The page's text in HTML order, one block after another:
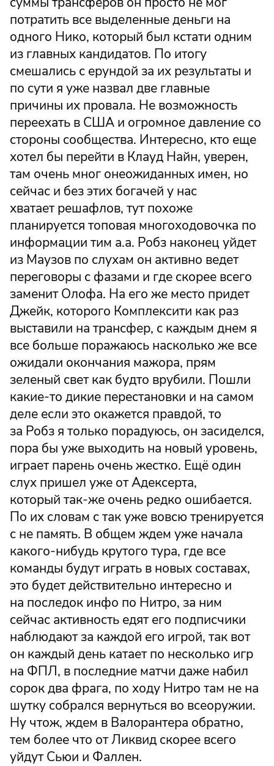
потратить все выделенные деньги на
одного Нико, который был кстати одним
из главных кандидатов. По итогу
смешались с ерундой за их результаты и
по сути я уже назвал две главные
причины их провала. Не возможность
переехать в США и огромное давление со
стороны сообщества. Интересно, кто еще
хотел бы перейти в Клауд Найн, уверен,
там очень мног онеожиданных имен, но
сейчас и без этих богачей у нас
хватает решафлов, тут похоже
планируется топовая многоходовочка по
информации тим а.а. Робз наконец уйдет
из Маузов по слухам он активно ведет
переговоры с фазами и где скорее всего
заменит Олофа. На его же место придет
Джейк, которого Комплексити как раз
выставили на трансфер, с каждым днем я
все больше поражаюсь насколько же все
ожидали окончания мажора, прям
зеленый свет как будто врубили. Пошли
какие-то дикие перестановки и на самом
деле если это окажется правдой, то
за Робз я только порадуюсь, он засиделся,
пора бы уже выходить на новый уровень,
играет парень очень жестко. Ещё один
слух пришел уже от Адексерта,
который так-же очень редко ошибается.
По их словам с так уже вовсю тренируется
с не память. В общем ждем уже начала
какого-нибудь крутого тура, где все
команды будут играть в новых составах,
это будет действительно интересно и
на последок инфо по Нитро, за ним
сейчас активность едят его подписчики
наблюдают за каждой его игрой, так вот
он каждый день катает по несколько игр
на ФПЛ, в последние матчи даже набил
сорок два фрага, по ходу Нитро там не на
шутку собрался вернуться во всеоружии.
Ну чтож, ждем в Валорантера обратно,
тем более что от Ликвид скорее всего
уйдут Сьюи и Фаллен.